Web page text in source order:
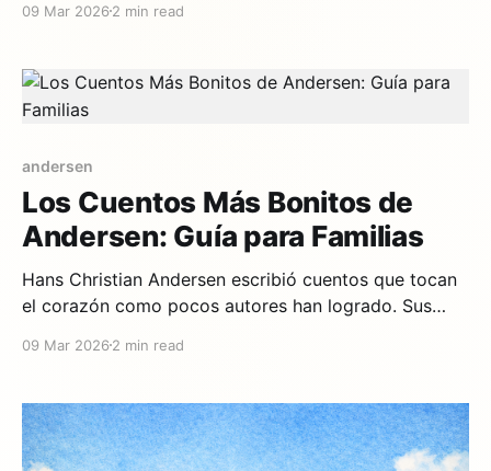
extraordinaria como sus historias — y tan llena de
enormes Andersen nació en 1805
09 Mar 2026 2 min read
andersen
Los Cuentos Más Bonitos de
Andersen: Guía para Familias
Hans Christian Andersen escribió cuentos que tocan
el corazón como pocos autores han logrado. Sus
una forma única. Esta guía te ayuda a elegir los
de la autoaceptación Edad ideal: 3-5 años
09 Mar 2026 2 min read